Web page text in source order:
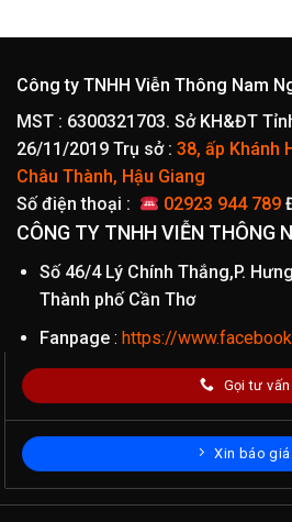
Công ty TNHH Viễn Thông Nam
MST : 6300321703. Sở KH&ĐT
26/11/2019 Trụ sở : 38, ấp Khánh
Châu Thành, Hậu Giang
Số điện thoại :
02923 944 789
CÔNG TY TNHH VIỄN THÔNG
Số 46/4 Lý Chính Thắng,P.
Thành phố Cần Thơ
Fanpage: https://
Gọi tư vấn
Xin báo giá